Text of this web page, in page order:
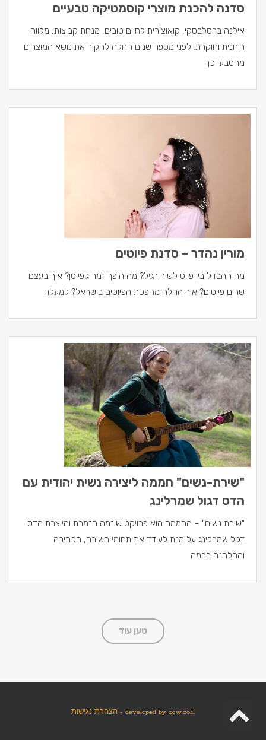
סדנה להכנת מוצרי קוסמטיקה טבעיים
אילנה ברסלבסקי, קואוצ'רית לחיים טובים, מנחת קבוצות, מלווה
רוחנית וחוקרת. לפני מספר שנים החלה לחקור את נושא המוצרים
מהטבע וכך
מורין נהדר – סדנת פיוטים
מה ההבדל בין פיוט לשיר רגיל? מה הופך זמר לפייטן? איך בעצם
שרים פיוטים? איך החלה מהפכת הפיוטים בישראל? למעלה
"שירת-נשים" חממה ליצירה נשית יהודית עם
הדס דגול שמרלינג
"שירת נשים" – החממה הוא פרויקט שיזמה הזמרת והיוצרת הדס
דגול שמרלינג על מנת לעודד את תחומי השירה, הכתיבה
וההלחנה ברמה
טען עוד
developed by ocw.co.il
- הצהרת נגישות
גלילה